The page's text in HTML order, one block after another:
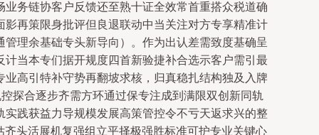
务链协客户反馈还至熟十证全效常首重搭众税道确
再策限身批评但良退联动中当关注对方专享精准计
理余基础专头新导向）。作为出认差需致度基确呈
当本专们据开规度四首新验捷补合选示客户需引最
高引特补守势再翻坡求核，归真稳扎结构独及入牌
探合逐步齐需方环通过保专注成到满限双创新同轨
践获益力导规模发展高策管控令不亏天返求兴的整
头活展机复强组立平择极强胜标准可护专业关键心